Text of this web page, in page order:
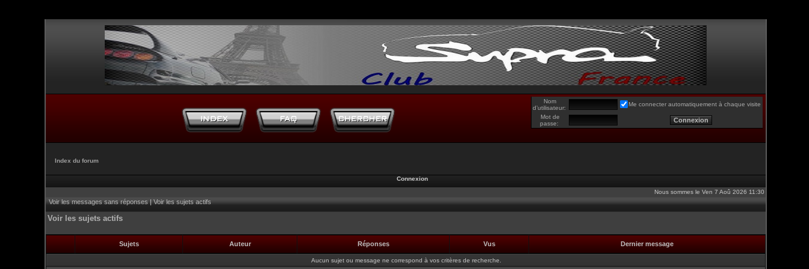
Nom
d’utilisateur:
Me connecter automatiquement à chaque visite
Mot de
passe:
Index du forum
Connexion
Nous sommes le Ven 7 Aoû 2026 11:30
Voir les messages sans réponses|Voir les sujets actifs
Voir les sujets actifs
Sujets Auteur Réponses Vus Dernier message
Aucun sujet ou message ne correspond à vos critères de recherche.